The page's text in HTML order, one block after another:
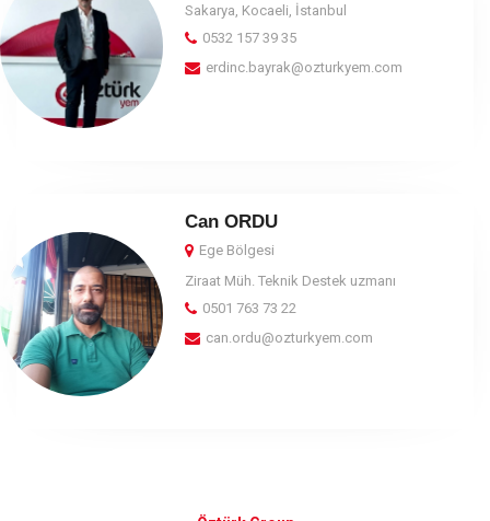
Sakarya, Kocaeli, İstanbul
0532 157 39 35
erdinc.bayrak@ozturkyem.com
Can ORDU
Ege Bölgesi
Ziraat Müh. Teknik Destek uzmanı
0501 763 73 22
can.ordu@ozturkyem.com